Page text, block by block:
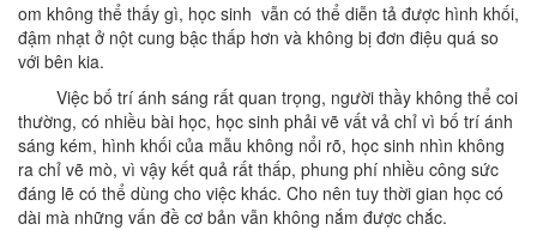
om không thể thấy gì, học sinh vẫn có thể diễn tả được hình khối,
đậm nhạt ở nột cung bậc thấp hơn và không bị đơn điệu quá so
với bên kia.
Việc bố trí ánh sáng rất quan trọng, người thầy không thể coi
thường, có nhiều bài học, học sinh phải vẽ vất vả chỉ vì bố trí ánh
sáng kém, hình khối của mẫu không nổi rõ, học sinh nhìn không
ra chỉ vẽ mò, vì vậy kết quả rất thấp, phung phí nhiều công sức
đáng lẽ có thể dùng cho việc khác. Cho nên tuy thời gian học có
dài mà những vấn đề cơ bản vẫn không nắm được chắc.